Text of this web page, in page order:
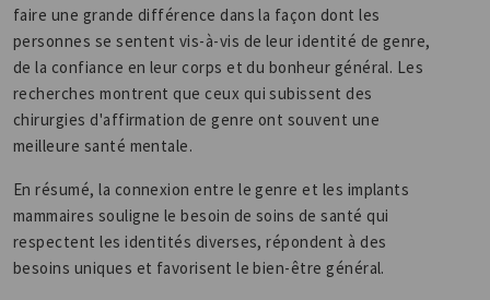
faire une grande différence dans la façon dont les
personnes se sentent vis-à-vis de leur identité de genre,
de la confiance en leur corps et du bonheur général. Les
recherches montrent que ceux qui subissent des
chirurgies d'affirmation de genre ont souvent une
meilleure santé mentale.
En résumé, la connexion entre le genre et les implants
mammaires souligne le besoin de soins de santé qui
respectent les identités diverses, répondent à des
besoins uniques et favorisent le bien-être général.